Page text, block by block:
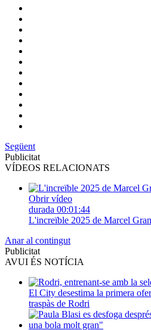
Següent
Publicitat
VÍDEOS RELACIONATS
Obrir vídeo
durada 00:01:44
L'increïble 2025 de Marcel
Anar al contingut
Publicitat
AVUI ÉS NOTÍCIA
El City desestima la primera
traspàs de Rodri